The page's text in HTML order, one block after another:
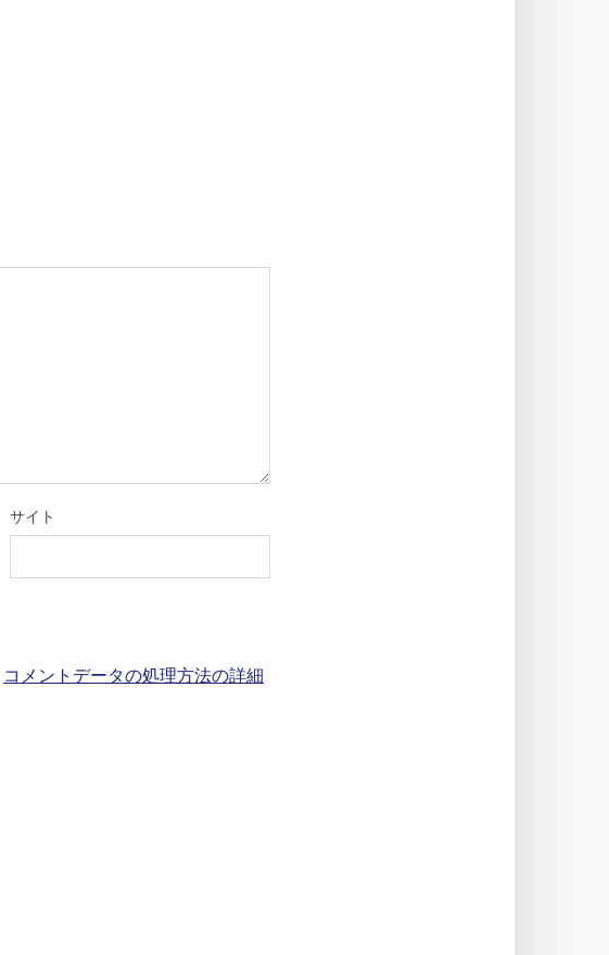
サイト
コメントデータの処理方法の詳細